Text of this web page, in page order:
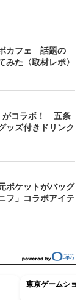
ボカフェ 話題の
みた〈取材レポ〉
がコラボ！ 五条
ッズ付きドリンク
ポケットがバッグ
フ」コラボアイテ
東京ゲームショ